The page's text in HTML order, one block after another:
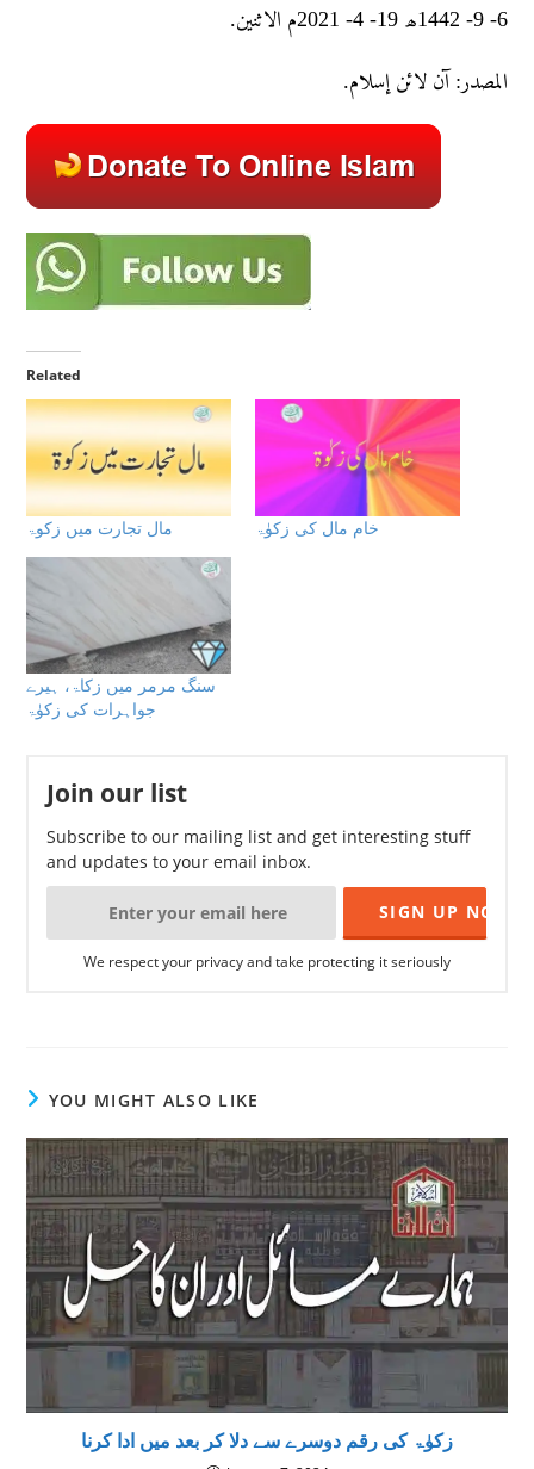
6- 9- 1442ھ 19- 4- 2021م الاثنين.
المصدر: آن لائن إسلام.
Related
مال تجارت میں زکوۃ خام مال کی زکوٰۃ
سنگ مرمر میں زکاۃ، ہیرے
جواہرات کی زکوٰۃ
Join our list
Subscribe to our mailing list and get interesting stuff
and updates to your email inbox.
We respect your privacy and take protecting it seriously
YOU MIGHT ALSO LIKE
زکوٰۃ کی رقم دوسرے سے دلا کر بعد میں ادا کرنا